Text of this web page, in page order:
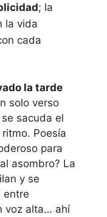
; la
la vida
cada
la tarde
solo verso
sacuda el
Poesía
para
asombro? La
y se
entre
voz alta… ahí